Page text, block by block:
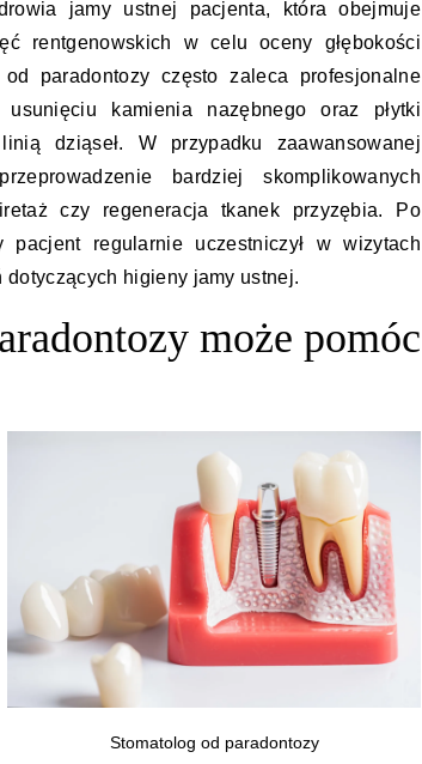
jamy ustnej pacjenta, która obejmuje
rentgenowskich w celu oceny głębokości
paradontozy często zaleca profesjonalne
kamienia nazębnego oraz płytki
dziąseł. W przypadku zaawansowanej
bardziej skomplikowanych
czy regeneracja tkanek przyzębia. Po
regularnie uczestniczył w wizytach
dotyczących higieny jamy ustnej.
może pomóc
Stomatolog od paradontozy